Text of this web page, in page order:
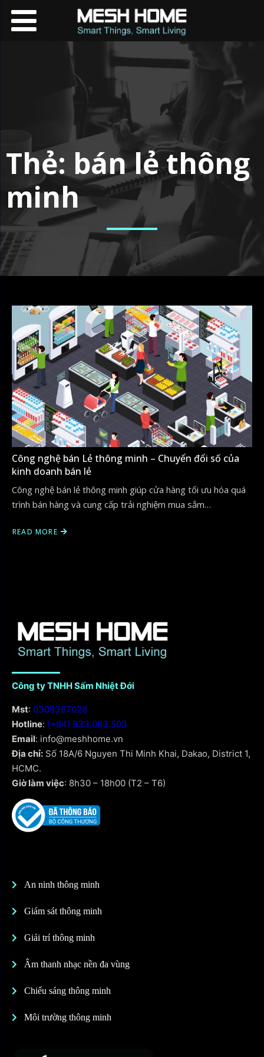
Thẻ: bán lẻ thông
minh
Công nghệ bán Lẻ thông minh – Chuyển đổi số của
kinh doanh bán lẻ
Công nghệ bán lẻ thông minh giúp cửa hàng tối ưu hóa quá
trình bán hàng và cung cấp trải nghiệm mua sắm…
READ MORE
Công ty TNHH Sấm Nhiệt Đới
Mst: 0309367028
Hotline: (+84) 933.083.503
Email: info@meshhome.vn
Địa chỉ: Số 18A/6 Nguyen Thi Minh Khai, Dakao, District 1,
HCMC.
Giờ làm việc: 8h30 – 18h00 (T2 – T6)
An ninh thông minh
Giám sát thông minh
Giải trí thông minh
Âm thanh nhạc nền đa vùng
Chiếu sáng thông minh
Môi trường thông minh